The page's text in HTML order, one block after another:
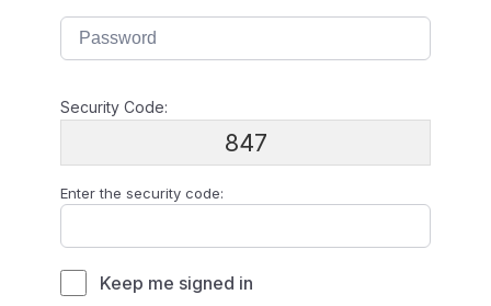
Security Code:
847
Enter the security code:
Keep me signed in